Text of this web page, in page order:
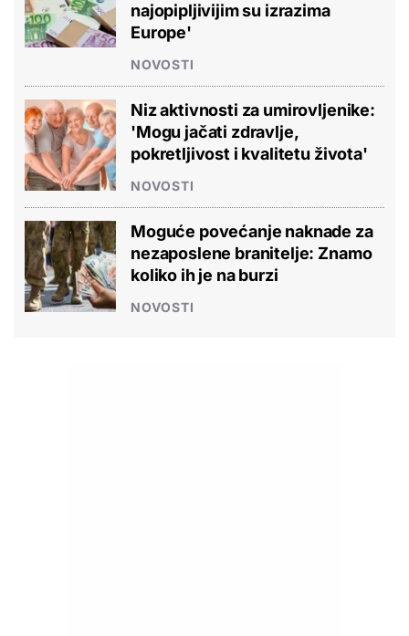
najopipljivijim su izrazima
Europe'
NOVOSTI
Niz aktivnosti za umirovljenike:
'Mogu jačati zdravlje,
pokretljivost i kvalitetu života'
NOVOSTI
Moguće povećanje naknade za
nezaposlene branitelje: Znamo
koliko ih je na burzi
NOVOSTI